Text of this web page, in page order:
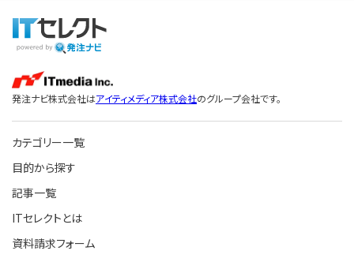
発注ナビ株式会社はアイティメディア株式会社のグループ会社です。
カテゴリー一覧
目的から探す
記事一覧
ITセレクトとは
資料請求フォーム